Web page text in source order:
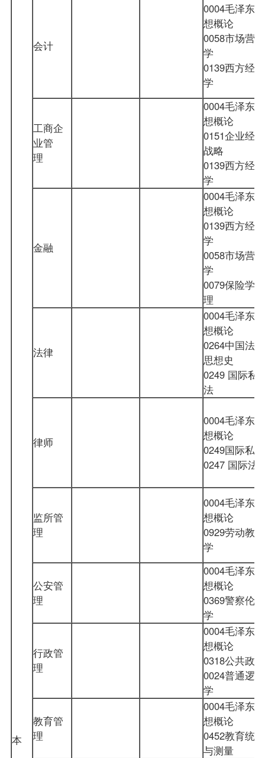
本
会计
0004毛泽东思
想概论
0058市场营销
学
0139西方经济
学
工商企
业管
理
0004毛泽东思
想概论
0151企业经营
战略
0139西方经济
学
金融
0004毛泽东思
想概论
0139西方经济
学
0058市场营销
学
0079保险学原
理
法律
0004毛泽东思
想概论
0264中国法律
思想史
0249 国际私
法
律师
0004毛泽东思
想概论
0249国际私法
0247 国际
监所管
理
0004毛泽东思
想概论
0929劳动教养
学
公安管
理
0004毛泽东思
想概论
0369警察伦理
学
行政管
理
0004毛泽东思
想概论
0318公共政策
0024普通逻辑
学
教育管
理
0004毛泽东思
想概论
0452教育统计
与测量